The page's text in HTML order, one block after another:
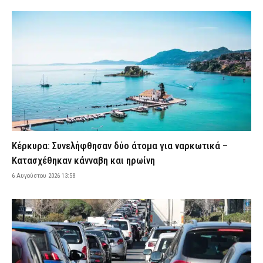
Από ηλεκτροπληξία ο θάνατος του 72χρονου στα Άνω Λιόσια:
Προσπάθησε να κλέψει καλώδια και οι συνεργοί του τον
Σκιάθος: Βρετανίδα μέθυσε και προκάλεσε επεισόδιο στο
ξενοδοχείο και στο Κέντρο Υγείας – Αντιστάθηκε κατά τη
σύλληψή της
ΑΣΤΥΝΟΜΙΑ 6 Αυγούστου 2026 11:51
Θεσσαλονίκη: Χειροπέδες σε δύο φυγόποινους – Ήταν
καταδικασμένοι με οκταετείς καθείρξεις, αλλά κυκλοφορούσαν
ελεύθεροι
ΑΣΤΥΝΟΜΙΑ 6 Αυγούστου 2026 11:36
δικηγόρος του 55χρονου που έκρυβε το πτώμα του πατέρα του
σε καταψύκτη
ΑΣΤΥΝΟΜΙΑ 6 Αυγούστου 2026 11:24
Ηράκλειο: Επιτήδειοι εξαπάτησαν 55χρονο και του άρπαξαν
100.000 ευρώ
Κέρκυρα: Συνελήφθησαν δύο άτομα για ναρκωτικά –
Κατασχέθηκαν κάνναβη και ηρωίνη
6 Αυγούστου 2026 13:58